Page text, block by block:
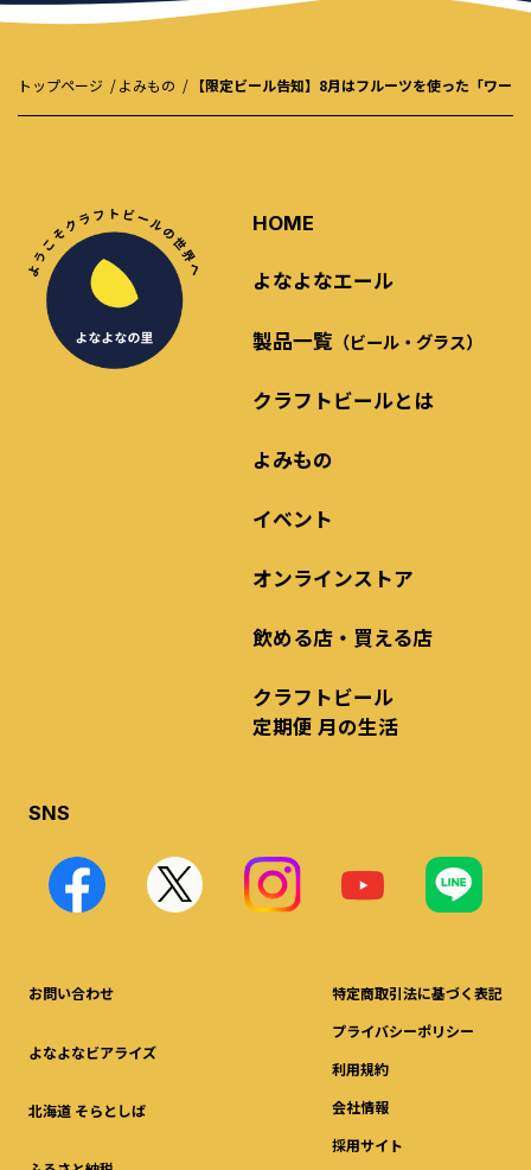
トップページ よみもの 【限定ビール告知】8月はフルーツを使った「ワー
HOME
よなよなエール
製品一覧 （ビール・グラス）
クラフトビールとは
よみもの
イベント
オンラインストア
飲める店・買える店
クラフトビール
定期便 月の生活
SNS
お問い合わせ
よなよなビアライズ
北海道 そらとしば
特定商取引法に基づく表記
プライバシーポリシー
利用規約
会社情報
採用サイト